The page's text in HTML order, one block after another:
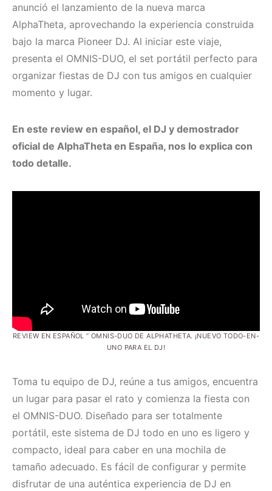
anunció el lanzamiento de la nueva marca
AlphaTheta, aprovechando la experiencia construida
bajo la marca Pioneer DJ. Al iniciar este viaje,
presenta el OMNIS-DUO, el set portátil perfecto para
organizar fiestas de DJ con tus amigos en cualquier
momento y lugar.
En este review en español, el DJ y demostrador
oficial de AlphaTheta en España, nos lo explica con
todo detalle.
REVIEW EN ESPAÑOL ” OMNIS-DUO DE ALPHATHETA. ¡NUEVO TODO-EN-
UNO PARA EL DJ!
Toma tu equipo de DJ, reúne a tus amigos, encuentra
un lugar para pasar el rato y comienza la fiesta con
el OMNIS-DUO. Diseñado para ser totalmente
portátil, este sistema de DJ todo en uno es ligero y
compacto, ideal para caber en una mochila de
tamaño adecuado. Es fácil de configurar y permite
disfrutar de una auténtica experiencia de DJ en